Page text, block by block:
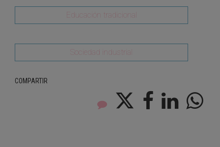
Educación tradicional
Sociedad industrial
COMPARTIR